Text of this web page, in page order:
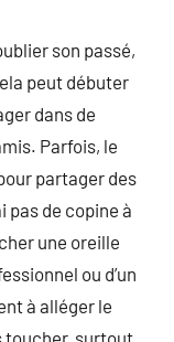
son passé,
peut débuter
dans de
Parfois, le
partager des
pas de copine à
une oreille
ou d’un
à alléger le
toucher, surtout